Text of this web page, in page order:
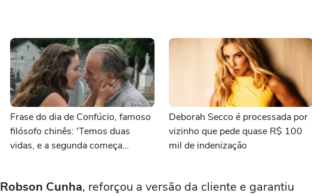
Frase do dia de Confúcio, famoso
filósofo chinês: 'Temos duas
vidas, e a segunda começa
Deborah Secco é processada por
vizinho que pede quase R$ 100
mil de indenização
Robson Cunha, reforçou a versão da cliente e garantiu